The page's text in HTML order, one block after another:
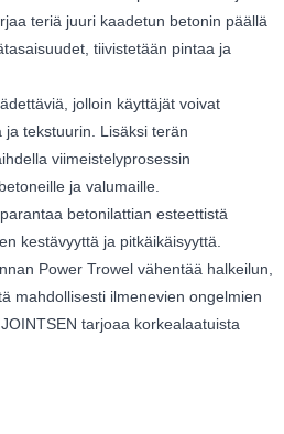
teriä juuri kaadetun betonin päällä
tiivistetään pintaa ja
jolloin käyttäjät voivat
tekstuurin. Lisäksi terän
viimeistelyprosessin
ja valumaille.
betonilattian esteettistä
kestävyyttä ja pitkäikäisyyttä.
Power Trowel vähentää halkeilun,
mahdollisesti ilmenevien ongelmien
tarjoaa korkealaatuista